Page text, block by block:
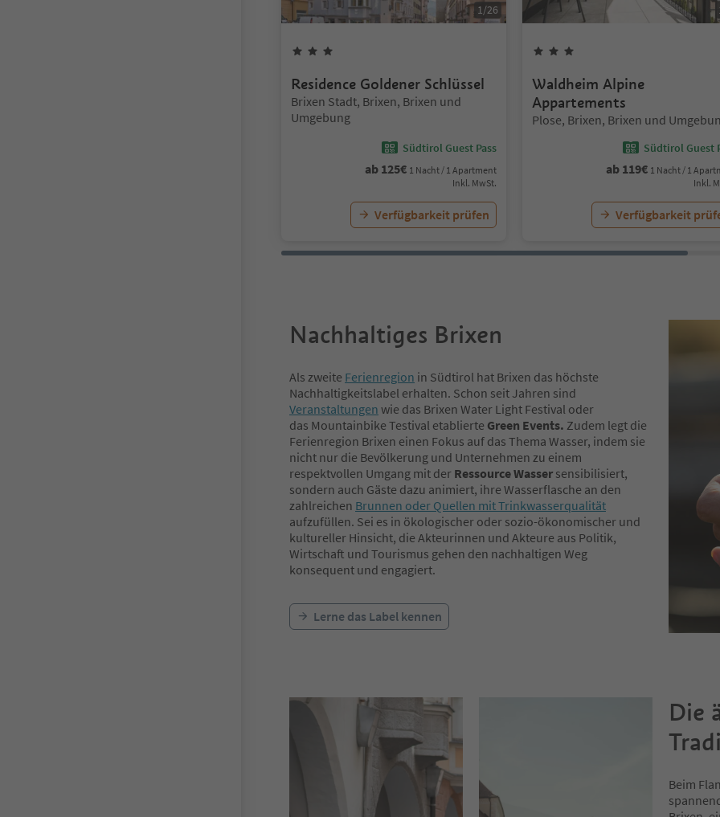
1/26
Residence Goldener Schlüssel
Standort:
Brixen Stadt, Brixen, Brixen und
Umgebung
Südtirol Guest Pass
ab 125€ 1 Nacht / 1 Apartment
Inkl. MwSt.
Verfügbarkeit prüfen
Waldheim Alpine
Appartements
Standort:
Plose, Brixen, Brixen und
Südtirol Guest
ab 119€ 1 Nacht / 1
Inkl.
Verfügbarkeit
Nachhaltiges Brixen
Als zweite Ferienregion in Südtirol hat Brixen das höchste
Nachhaltigkeitslabel erhalten. Schon seit Jahren sind
Veranstaltungen wie das Brixen Water Light Festival oder
das Mountainbike Testival etablierte Green Events. Zudem legt die
Ferienregion Brixen einen Fokus auf das Thema Wasser, indem sie
nicht nur die Bevölkerung und Unternehmen zu einem
respektvollen Umgang mit der Ressource Wasser sensibilisiert,
sondern auch Gäste dazu animiert, ihre Wasserflasche an den
zahlreichen Brunnen oder Quellen mit Trinkwasserqualität
aufzufüllen. Sei es in ökologischer oder sozio-ökonomischer und
kultureller Hinsicht, die Akteurinnen und Akteure aus Politik,
Wirtschaft und Tourismus gehen den nachhaltigen Weg
konsequent und engagiert.
Lerne das Label kennen
Die
Beim